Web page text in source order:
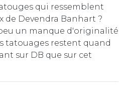
qui ressemblent
de Devendra Banhart ?
un manque d'originalité
tatouages restent quand
sur DB que sur cet